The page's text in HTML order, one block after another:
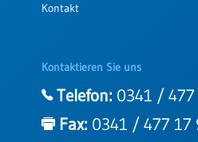
Kontakt
Kontaktieren Sie uns
Telefon: 0341 /
Fax: 0341 / 477 17